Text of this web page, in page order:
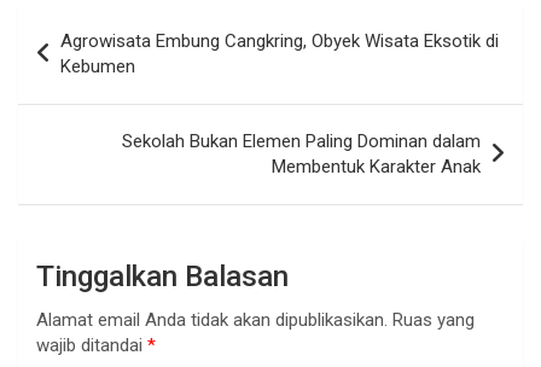
pos
Agrowisata Embung Cangkring, Obyek Wisata Eksotik di
Kebumen
Sekolah Bukan Elemen Paling Dominan dalam
Membentuk Karakter Anak
Tinggalkan Balasan
Alamat email Anda tidak akan dipublikasikan. Ruas yang
wajib ditandai *